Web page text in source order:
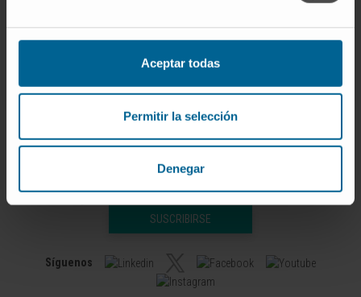
Aceptar todas
Permitir la selección
Denegar
Darse de alta en nuestro boletín
SUSCRIBIRSE
Síguenos